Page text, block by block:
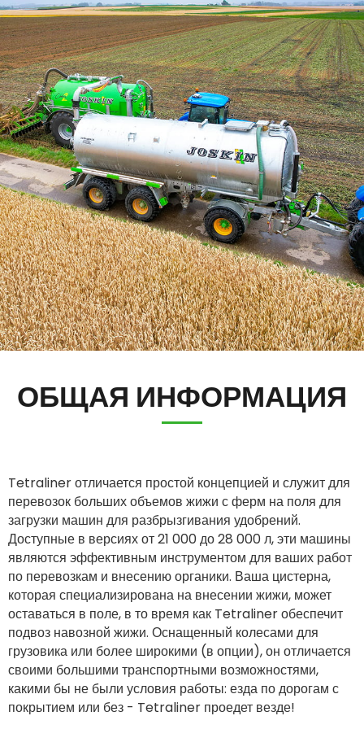
Български
Eesti keel
Slovenija
Lietuvių kalba
Česká republika
Srpski
한국의
日本語
中文
Português
ОБЩАЯ ИНФОРМАЦИЯ
Tetraliner отличается простой концепцией и служит для
перевозок больших объемов жижи с ферм на поля для
загрузки машин для разбрызгивания удобрений.
Доступные в версиях от 21 000 до 28 000 л, эти машины
являются эффективным инструментом для ваших работ
по перевозкам и внесению органики. Ваша цистерна,
которая специализирована на внесении жижи, может
оставаться в поле, в то время как Tetraliner обеспечит
подвоз навозной жижи. Оснащенный колесами для
грузовика или более широкими (в опции), он отличается
своими большими транспортными возможностями,
какими бы не были условия работы: езда по дорогам с
покрытием или без - Tetraliner проедет везде!